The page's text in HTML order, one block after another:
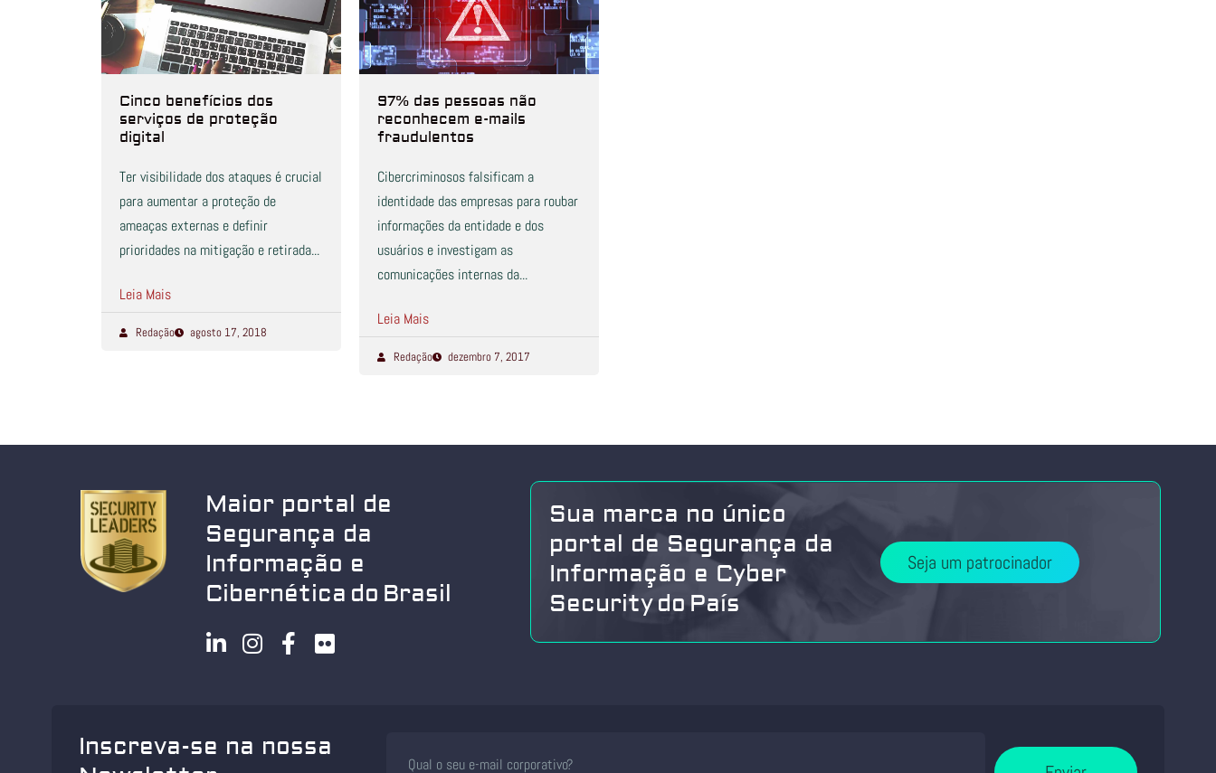
Cinco benefícios dos
serviços de proteção
digital
Ter visibilidade dos ataques é crucial
para aumentar a proteção de
ameaças externas e definir
prioridades na mitigação e retirada...
Leia Mais
Redação agosto 17, 2018
97% das pessoas não
reconhecem e-mails
fraudulentos
Cibercriminosos falsificam a
identidade das empresas para roubar
informações da entidade e dos
usuários e investigam as
comunicações internas da...
Leia Mais
Redação dezembro 7, 2017
Maior portal de
Segurança da
Informação e
Cibernética do Brasil
Sua marca no único
portal de Segurança da
Informação e Cyber
Security do País
Seja um patrocinador
Inscreva-se na nossa